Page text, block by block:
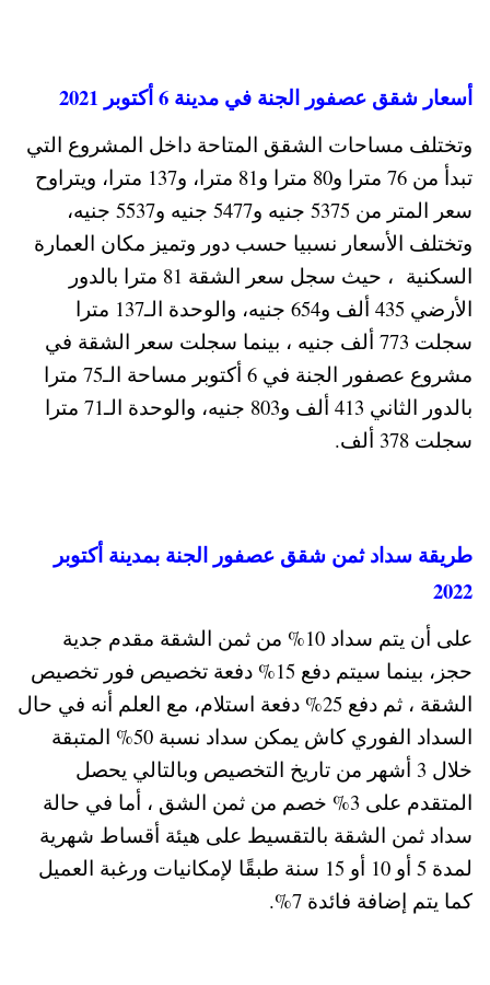
أسعار شقق عصفور الجنة في مدينة 6 أكتوبر 2021
وتختلف مساحات الشقق المتاحة داخل المشروع التي
تبدأ من 76 مترا و80 مترا و81 مترا، و137 مترا، ويتراوح
سعر المتر من 5375 جنيه و5477 جنيه و5537 جنيه،
وتختلف الأسعار نسبيا حسب دور وتميز مكان العمارة
السكنية ، حيث سجل سعر الشقة 81 مترا بالدور
الأرضي 435 ألف و654 جنيه، والوحدة الـ137 مترا
سجلت 773 ألف جنيه ، بينما سجلت سعر الشقة في
مشروع عصفور الجنة في 6 أكتوبر مساحة الـ75 مترا
بالدور الثاني 413 ألف و803 جنيه، والوحدة الـ71 مترا
سجلت 378 ألف.
طريقة سداد ثمن شقق عصفور الجنة بمدينة أكتوبر
2022
على أن يتم سداد 10% من ثمن الشقة مقدم جدية
حجز، بينما سيتم دفع 15% دفعة تخصيص فور تخصيص
الشقة ، ثم دفع 25% دفعة استلام، مع العلم أنه في حال
السداد الفوري كاش يمكن سداد نسبة 50% المتبقة
خلال 3 أشهر من تاريخ التخصيص وبالتالي يحصل
المتقدم على 3% خصم من ثمن الشق ، أما في حالة
سداد ثمن الشقة بالتقسيط على هيئة أقساط شهرية
لمدة 5 أو 10 أو 15 سنة طبقًا لإمكانيات ورغبة العميل
كما يتم إضافة فائدة 7%.